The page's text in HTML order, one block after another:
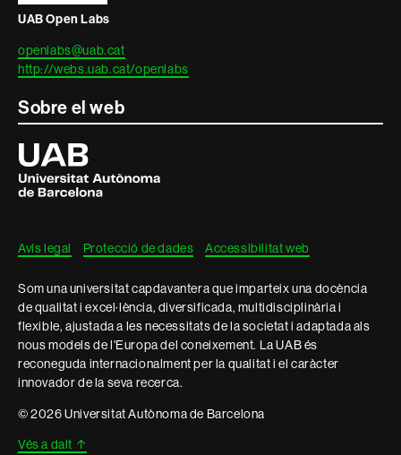
UAB Open Labs
openlabs@uab.cat
http://webs.uab.cat/openlabs
Sobre el web
Universitat
Autònoma
de
Barcelona
Avís legal Protecció de dades Accessibilitat web
Som una universitat capdavantera que imparteix una docència
de qualitat i excel·lència, diversificada, multidisciplinària i
flexible, ajustada a les necessitats de la societat i adaptada als
nous models de l'Europa del coneixement. La UAB és
reconeguda internacionalment per la qualitat i el caràcter
innovador de la seva recerca.
© 2026 Universitat Autònoma de Barcelona
Vés a dalt ↑